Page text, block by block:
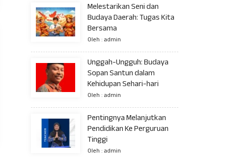
Melestarikan Seni dan
Budaya Daerah: Tugas Kita
Bersama
Oleh : admin
Unggah-Ungguh: Budaya
Sopan Santun dalam
Kehidupan Sehari-hari
Oleh : admin
Pentingnya Melanjutkan
Pendidikan Ke Perguruan
Tinggi
Oleh : admin